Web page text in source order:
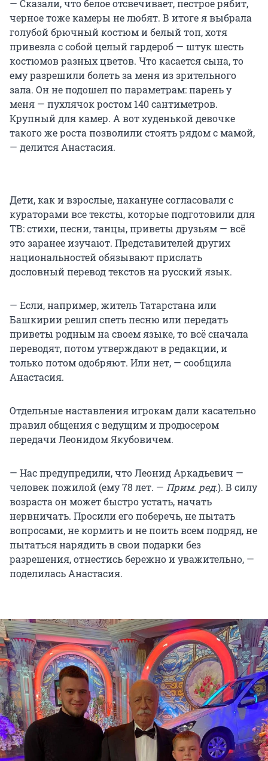
— Сказали, что белое отсвечивает, пестрое рябит,
черное тоже камеры не любят. В итоге я выбрала
голубой брючный костюм и белый топ, хотя
привезла с собой целый гардероб — штук шесть
костюмов разных цветов. Что касается сына, то
ему разрешили болеть за меня из зрительного
зала. Он не подошел по параметрам: парень у
меня — пухлячок ростом 140 сантиметров.
Крупный для камер. А вот худенькой девочке
такого же роста позволили стоять рядом с мамой,
— делится Анастасия.
Дети, как и взрослые, накануне согласовали с
кураторами все тексты, которые подготовили для
ТВ: стихи, песни, танцы, приветы друзьям — всё
это заранее изучают. Представителей других
национальностей обязывают прислать
дословный перевод текстов на русский язык.
— Если, например, житель Татарстана или
Башкирии решил спеть песню или передать
приветы родным на своем языке, то всё сначала
переводят, потом утверждают в редакции, и
только потом одобряют. Или нет, — сообщила
Анастасия.
Отдельные наставления игрокам дали касательно
правил общения с ведущим и продюсером
передачи Леонидом Якубовичем.
— Нас предупредили, что Леонид Аркадьевич —
человек пожилой (ему 78 лет. — Прим. ред.). В силу
возраста он может быстро устать, начать
нервничать. Просили его поберечь, не пытать
вопросами, не кормить и не поить всем подряд, не
пытаться нарядить в свои подарки без
разрешения, отнестись бережно и уважительно, —
поделилась Анастасия.